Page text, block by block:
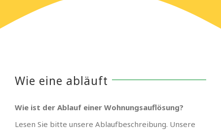
Wie eine abläuft
Wie ist der Ablauf einer Wohnungsauflösung?
Lesen Sie bitte unsere Ablaufbeschreibung. Unsere